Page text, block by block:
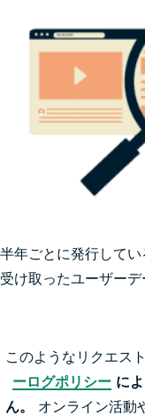
半年ごとに発行して
受け取ったユーザー
このようなリクエス
ーログポリシー に
ん。
オンライン活動